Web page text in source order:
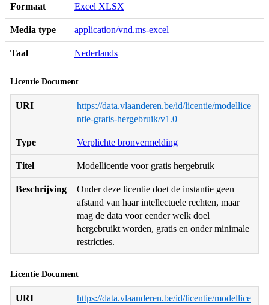
Formaat Excel XLSX
Media type application/vnd.ms-excel
Taal Nederlands
Licentie Document
URI
https://data.vlaanderen.be/id/licentie/modellice
ntie-gratis-hergebruik/v1.0
Type Verplichte bronvermelding
Titel Modellicentie voor gratis hergebruik
Beschrijving
Onder deze licentie doet de instantie geen
afstand van haar intellectuele rechten, maar
mag de data voor eender welk doel
hergebruikt worden, gratis en onder minimale
restricties.
Licentie Document
URI
https://data.vlaanderen.be/id/licentie/modellice